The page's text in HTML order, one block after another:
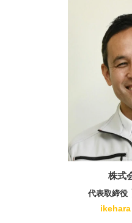
株式
代表取締役